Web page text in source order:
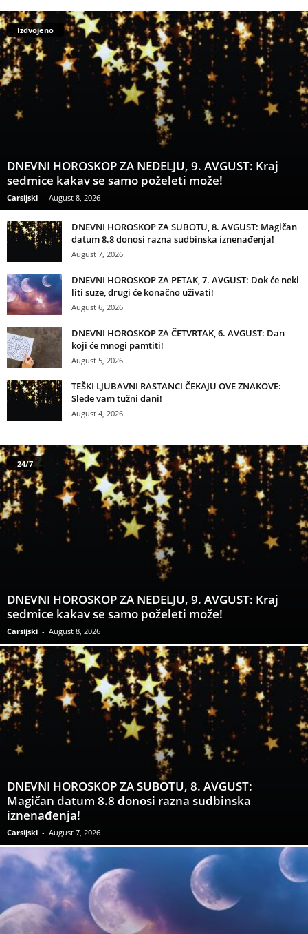
Izdvojeno
DNEVNI HOROSKOP ZA NEDELJU, 9. AVGUST: Kraj
sedmice kakav se samo poželeti može!
Carsijski - August 8, 2026
DNEVNI HOROSKOP ZA SUBOTU, 8. AVGUST: Magičan
datum 8.8 donosi razna sudbinska iznenađenja!
August 7, 2026
DNEVNI HOROSKOP ZA PETAK, 7. AVGUST: Dok će neki
liti suze, drugi će konačno uživati!
August 6, 2026
DNEVNI HOROSKOP ZA ČETVRTAK, 6. AVGUST: Dan
koji će mnogi pamtiti!
August 5, 2026
TEŠKI LJUBAVNI RASTANCI ČEKAJU OVE ZNAKOVE:
Slede vam tužni dani!
August 4, 2026
24/7
DNEVNI HOROSKOP ZA NEDELJU, 9. AVGUST: Kraj
sedmice kakav se samo poželeti može!
Carsijski - August 8, 2026
DNEVNI HOROSKOP ZA SUBOTU, 8. AVGUST:
Magičan datum 8.8 donosi razna sudbinska
iznenađenja!
Carsijski - August 7, 2026